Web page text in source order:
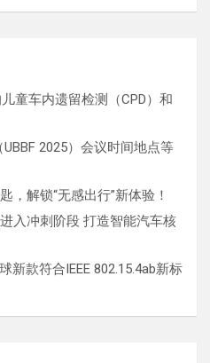
童车内遗留检测（CPD）和
2025）会议时间地点等
，解锁“无感出行”新体验！
入冲刺阶段 打造智能汽车核
新款符合IEEE 802.15.4ab新标